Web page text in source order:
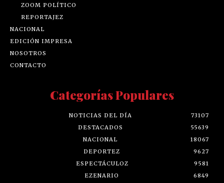
ZOOM POLÍTICO
REPORTAJEZ
NACIONAL
EDICIÓN IMPRESA
NOSOTROS
CONTACTO
Categorías Populares
NOTICIAS DEL DÍA
73107
DESTACADOS
55639
NACIONAL
18067
DEPORTEZ
9627
ESPECTÁCULOZ
9581
EZENARIO
6849